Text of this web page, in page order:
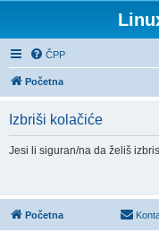
ČPP
Početna
Izbriši kolačiće
Jesi li siguran/na da želiš
Početna